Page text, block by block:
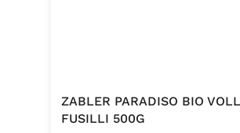
ZABLER PARADISO BIO
FUSILLI 500G